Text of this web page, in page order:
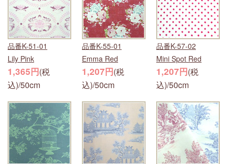
品番K-51-01
Lily Pink
1,365円(税
込)/50cm
品番K-55-01
Emma Red
1,207円(税
込)/50cm
品番K-57-02
Mini Spot Red
1,207円(税
込)/50cm